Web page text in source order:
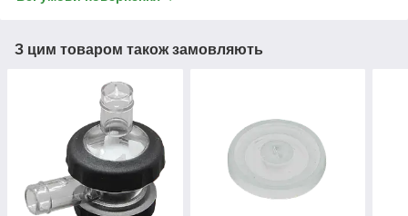
З цим товаром також замовляють